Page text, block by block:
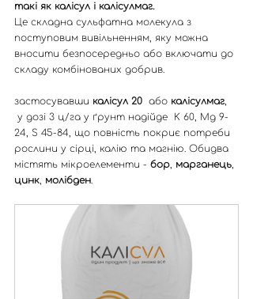
такі як калісул і калісулмаг.
Це складна сульфатна молекула з
поступовим вивільненням, яку можна
вносити безпосередньо або включати до
складу комбінованих добрив.
застосувавши калісул 20 або калісулмаг,
у дозі 3 ц/га у ґрунт надійде  K 60, Mg 9-
24, S 45-84, що повність покриє потреби
рослини у сірці, калію та магнію. Обидва
містять мікроелементи - бор, марганець,
цинк, молібден.